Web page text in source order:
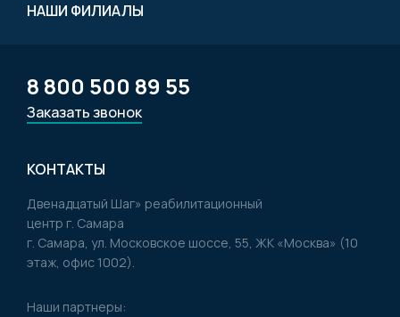
НАШИ ФИЛИАЛЫ
КОНТАКТЫ
Двенадцатый Шаг» реабилитационный
центр г. Самара
г. Самара, ул. Московское шоссе, 55, ЖК «Москва» (10
этаж, офис 1002).
Наши партнеры:
8 800 500 89 55
Заказать звонок